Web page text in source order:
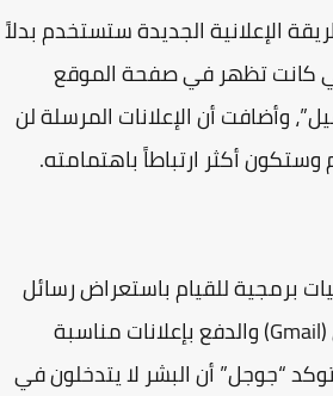
الإعلانية الجديدة ستستخدم بدلاً
كانت تظهر في صفحة الموقع
وأضافت أن الإعلانات المرسلة لن
أكثر ارتباطاً باهتمامته.
للقيام باستعراض رسائل
خدمة البريد الإلكتروني (Gmail) والدفع بإعلانات مناسبة
“جوجل” أن البشر لا يتدخلون في